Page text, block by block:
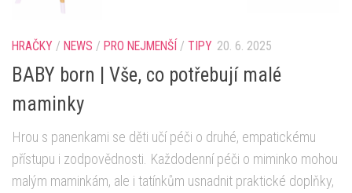
HRAČKY / NEWS / PRO NEJMENŠÍ / TIPY 20. 6. 2025
BABY born | Vše, co potřebují malé
maminky
Hrou s panenkami se děti učí péči o druhé, empatickému
přístupu i zodpovědnosti. Každodenní péči o miminko mohou
malým maminkám, ale i tatínkům usnadnit praktické doplňky,